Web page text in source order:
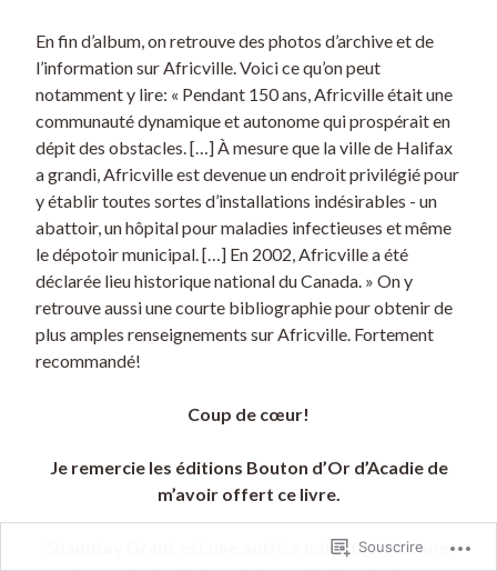
En fin d’album, on retrouve des photos d’archive et de
l’information sur Africville. Voici ce qu’on peut
notamment y lire: « Pendant 150 ans, Africville était une
communauté dynamique et autonome qui prospérait en
dépit des obstacles. […] À mesure que la ville de Halifax
a grandi, Africville est devenue un endroit privilégié pour
y établir toutes sortes d’installations indésirables - un
abattoir, un hôpital pour maladies infectieuses et même
le dépotoir municipal. […] En 2002, Africville a été
déclarée lieu historique national du Canada. » On y
retrouve aussi une courte bibliographie pour obtenir de
plus amples renseignements sur Africville. Fortement
recommandé!
Coup de cœur!
Je remercie les éditions Bouton d’Or d’Acadie de
m’avoir offert ce livre.
Shauntay Grant est une autrice noire Canadienne,
Souscrire